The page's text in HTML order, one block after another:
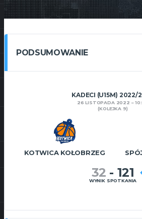
PODSUMOWANIE
KADECI (U15M) 2022/
26 LISTOPADA 2022
(KOLEJKA 9)
KOTWICA KOŁOBRZEG
32 - 121
WYNIK SPOTKANIA